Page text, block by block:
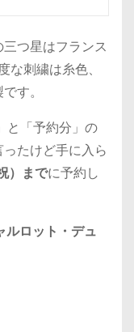
つ星はフランス
な刺繍は糸色、
す。
と「予約分」の
たけど手に入ら
）までに予約し
ルロット・デュ